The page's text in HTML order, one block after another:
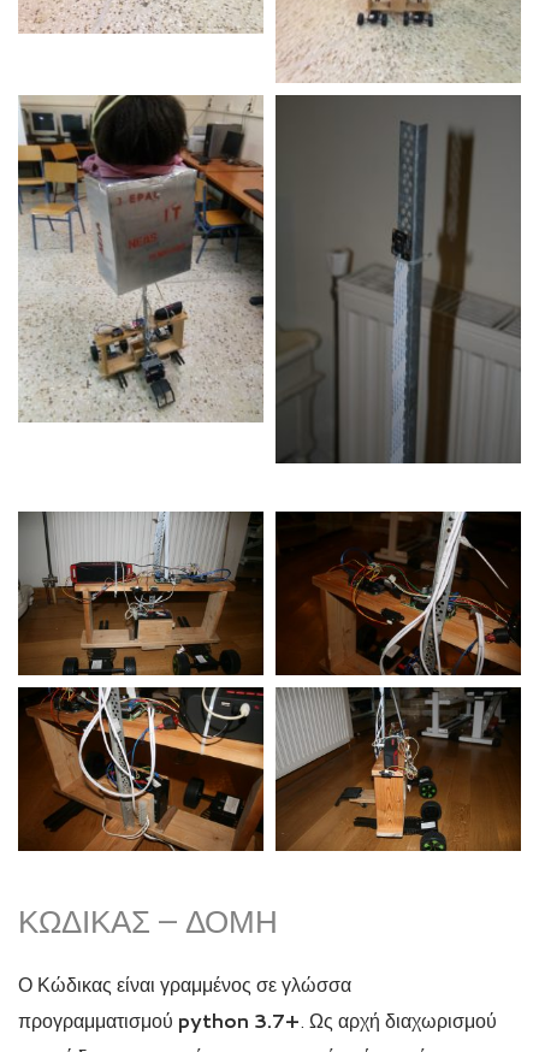
ΚΏΔΙΚΑΣ – ΔΟΜΉ
Ο Κώδικας είναι γραμμένος σε γλώσσα
προγραμματισμού python 3.7+. Ως αρχή διαχωρισμού